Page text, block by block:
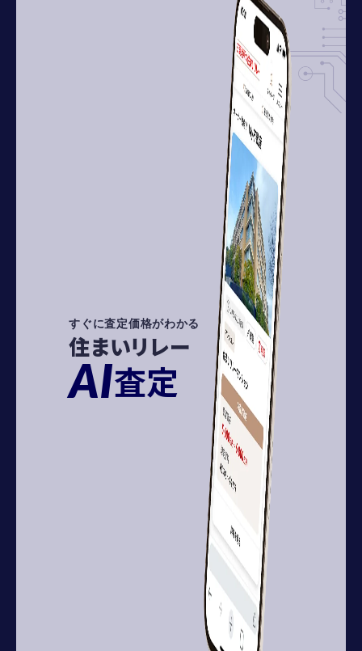
すぐに査定価格がわかる
住まいリレー
AI査定